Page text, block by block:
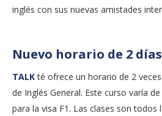
inglés con sus nuevas amistades
Nuevo horario de 2 días
TALKté ofrece un horario de 2
de Inglés General. Este curso varía
para la visa F1. Las clases son todos